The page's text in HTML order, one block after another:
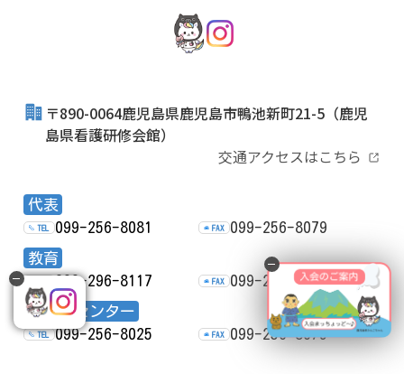
〒890-0064鹿児島県鹿児島市鴨池新町21-5 （鹿児
島県看護研修会館）
交通アクセスはこちら
代表
TEL 099-256-8081 FAX
099-256-8079
教育
099-296-8117 FAX
099-256-8079
ナースセンター
TEL 099-256-8025 FAX 099-256-8079